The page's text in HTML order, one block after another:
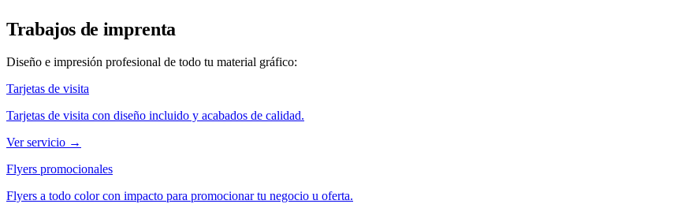
Trabajos de imprenta
Diseño e impresión profesional de todo tu material gráfico:
Tarjetas de visita
Tarjetas de visita con diseño incluido y acabados de calidad.
Ver servicio →
Flyers promocionales
Flyers a todo color con impacto para promocionar tu negocio u oferta.